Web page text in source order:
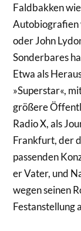
Faldbakken
Autobiografien
oder John
Sonderbares
Etwa als
»Superstar«,
größere
Radio X, als
Frankfurt, der
passenden
er Vater, und
wegen seinen
Festanstellung